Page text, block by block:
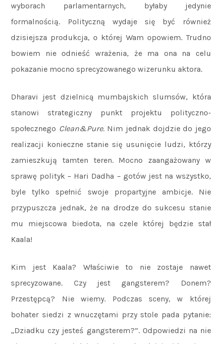
wyborach parlamentarnych, byłaby jedynie
formalnością. Polityczną wydaje się być również
dzisiejsza produkcja, o której Wam opowiem. Trudno
bowiem nie odnieść wrażenia, że ma ona na celu
pokazanie mocno sprecyzowanego wizerunku aktora.
Dharavi jest dzielnicą mumbajskich slumsów, która
stanowi strategiczny punkt projektu polityczno-
społecznego Clean&Pure. Nim jednak dojdzie do jego
realizacji konieczne stanie się usunięcie ludzi, którzy
zamieszkują tamten teren. Mocno zaangażowany w
sprawę polityk – Hari Dadha – gotów jest na wszystko,
byle tylko spełnić swoje propartyjne ambicje. Nie
przypuszcza jednak, że na drodze do sukcesu stanie
mu miejscowa biedota, na czele której będzie stał
Kaala!
Kim jest Kaala? Właściwie to nie zostaje nawet
sprecyzowane. Czy jest gangsterem? Donem?
Przestępcą? Nie wiemy. Podczas sceny, w której
bohater siedzi z wnuczętami przy stole pada pytanie:
„Dziadku czy jesteś gangsterem?”. Odpowiedzi na nie